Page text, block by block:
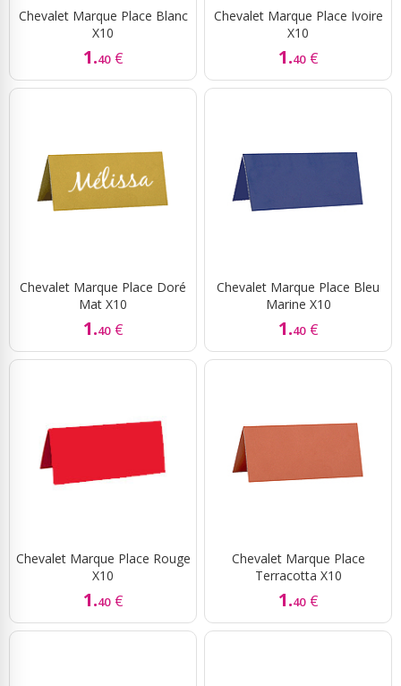
Chevalet Marque Place Blanc
X10
1.40 €
Chevalet Marque Place Ivoire
X10
1.40 €
Chevalet Marque Place Doré
Mat X10
1.40 €
Chevalet Marque Place Bleu
Marine X10
1.40 €
Chevalet Marque Place Rouge
X10
1.40 €
Chevalet Marque Place
Terracotta X10
1.40 €